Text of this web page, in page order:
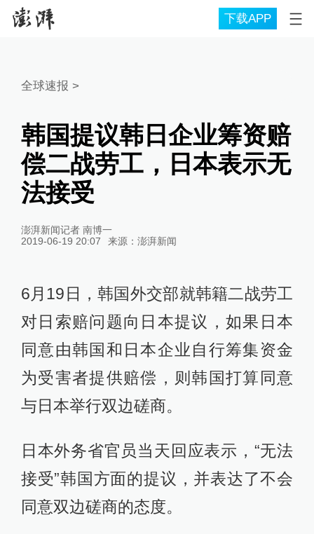
下载APP
全球速报 >
韩国提议韩日企业筹资赔
偿二战劳工，日本表示无
法接受
澎湃新闻记者 南博一
2019-06-19 20:07
来源： 澎湃新闻
6月19日，韩国外交部就韩籍二战劳工
对日索赔问题向日本提议，如果日本
同意由韩国和日本企业自行筹集资金
为受害者提供赔偿，则韩国打算同意
与日本举行双边磋商。
日本外务省官员当天回应表示，“无法
接受”韩国方面的提议，并表达了不会
同意双边磋商的态度。